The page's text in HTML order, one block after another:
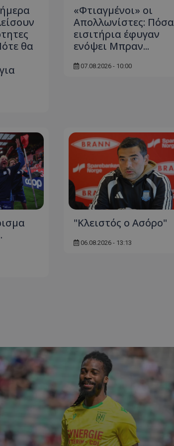
θα
«Φτιαγμένοι» οι
Απολλωνίστες: Πόσα
εισιτήρια έφυγαν
ενόψει Μπραν...
07.08.2026 - 10:00
"Κλειστός ο Ασόρο"
06.08.2026 - 13:13